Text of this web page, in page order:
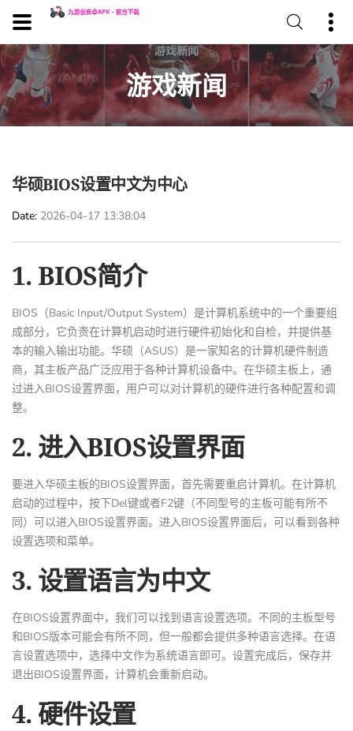
游戏新闻
华硕BIOS设置中文为中心
Date 2026-04-17 13:38:04
1. BIOS简介
BIOS（Basic Input/Output System）是计算机系统中的一个重要组
成部分，它负责在计算机启动时进行硬件初始化和自检，并提供基
本的输入输出功能。华硕（ASUS）是一家知名的计算机硬件制造
商，其主板产品广泛应用于各种计算机设备中。在华硕主板上，通
过进入BIOS设置界面，用户可以对计算机的硬件进行各种配置和调
整。
2. 进入BIOS设置界面
要进入华硕主板的BIOS设置界面，首先需要重启计算机。在计算机
启动的过程中，按下Del键或者F2键（不同型号的主板可能有所不
同）可以进入BIOS设置界面。进入BIOS设置界面后，可以看到各种
设置选项和菜单。
3. 设置语言为中文
在BIOS设置界面中，我们可以找到语言设置选项。不同的主板型号
和BIOS版本可能会有所不同，但一般都会提供多种语言选择。在语
言设置选项中，选择中文作为系统语言即可。设置完成后，保存并
退出BIOS设置界面，计算机会重新启动。
4. 硬件设置